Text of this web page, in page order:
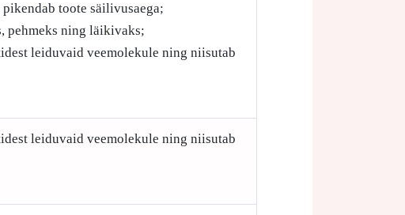
pikendab toote säilivusaega;
pehmeks ning läikivaks;
leiduvaid veemolekule ning niisutab
leiduvaid veemolekule ning niisutab